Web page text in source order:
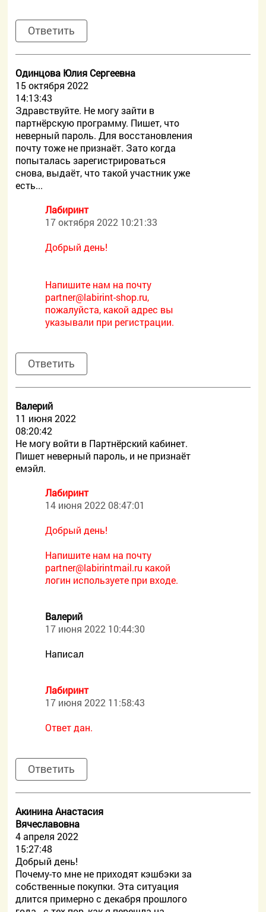
Ответить
Одинцова Юлия Сергеевна
15 октября 2022
14:13:43
Здравствуйте. Не могу зайти в
партнёрскую программу. Пишет, что
неверный пароль. Для восстановления
почту тоже не признаёт. Зато когда
попыталась зарегистрироваться
снова, выдаёт, что такой участник уже
есть...
Лабиринт
17 октября 2022 10:21:33
Добрый день!
Напишите нам на почту
partner@labirint-shop.ru,
пожалуйста, какой адрес вы
указывали при регистрации.
Ответить
Валерий
11 июня 2022
08:20:42
Не могу войти в Партнёрский кабинет.
Пишет неверный пароль, и не признаёт
емэйл.
Лабиринт
14 июня 2022 08:47:01
Добрый день!
Напишите нам на почту
partner@labirintmail.ru какой
логин используете при входе.
Валерий
17 июня 2022 10:44:30
Написал
Лабиринт
17 июня 2022 11:58:43
Ответ дан.
Ответить
Акинина Анастасия
Вячеславовна
4 апреля 2022
15:27:48
Добрый день!
Почему-то мне не приходят кэшбэки за
собственные покупки. Эта ситуация
длится примерно с декабря прошлого